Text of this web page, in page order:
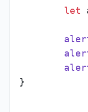
let